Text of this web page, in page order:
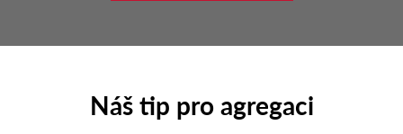
Náš tip pro agregaci